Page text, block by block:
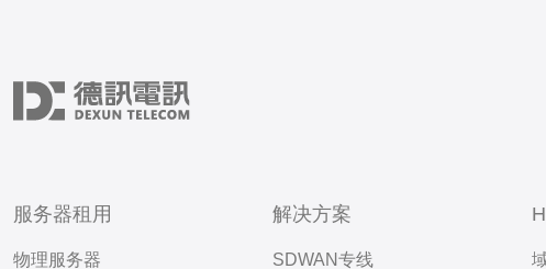
服务器租用
物理服务器
解决方案
SDWAN专线